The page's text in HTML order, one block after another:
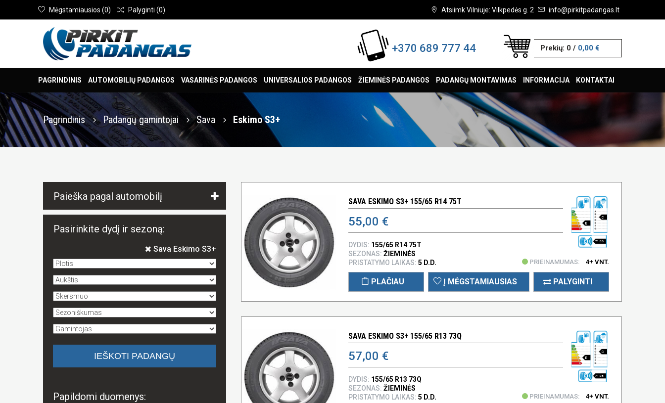
Atsiimk Vilniuje: Vilkpedės g. 2 info@pirkitpadangas.lt
Mėgstamiausios (0) Palyginti (0)
+370 689 777 44 Prekių: 0/ 0,00 €
PAGRINDINIS AUTOMOBILIŲ PADANGOS VASARINĖS PADANGOS UNIVERSALIOS PADANGOS ŽIEMINĖS PADANGOS PADANGŲ MONTAVIMAS INFORMACIJA KONTAKTAI
Pagrindinis Padangų gamintojai Sava Eskimo S3+
Paieška pagal automobilį
Pasirinkite dydį ir sezoną:
Sava Eskimo S3+
Papildomi duomenys:
SAVA ESKIMO S3+ 155/65 R14 75T
55,00 € E
C
71 DB
DYDIS: 155/65 R14 75T
SEZONAS: ŽIEMINĖS
PRISTATYMO LAIKAS: 5 D.D. PRIEINAMUMAS: 4+ VNT.
PLAČIAU Į MĖGSTAMIAUSIAS PALYGINTI
SAVA ESKIMO S3+ 155/65 R13 73Q
57,00 € E
C
71 DB
DYDIS: 155/65 R13 73Q
SEZONAS: ŽIEMINĖS
PRISTATYMO LAIKAS: 5 D.D. PRIEINAMUMAS: 4+ VNT.